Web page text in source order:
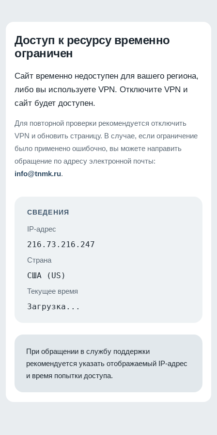
Доступ к ресурсу временно
ограничен
Сайт временно недоступен для вашего региона,
либо вы используете VPN. Отключите VPN и
сайт будет доступен.
Для повторной проверки рекомендуется отключить
VPN и обновить страницу. В случае, если ограничение
было применено ошибочно, вы можете направить
обращение по адресу электронной почты:
info@tnmk.ru.
СВЕДЕНИЯ
IP-адрес
216.73.216.247
Страна
США (US)
Текущее время
Загрузка...
При обращении в службу поддержки
рекомендуется указать отображаемый IP-адрес
и время попытки доступа.